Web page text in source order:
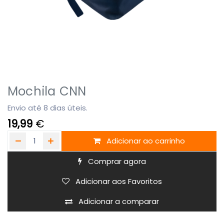
Mochila CNN
Envio até 8 dias úteis.
19,99 €
Adicionar ao carrinho
Comprar agora
Adicionar a comparar
Adicionar aos Favoritos